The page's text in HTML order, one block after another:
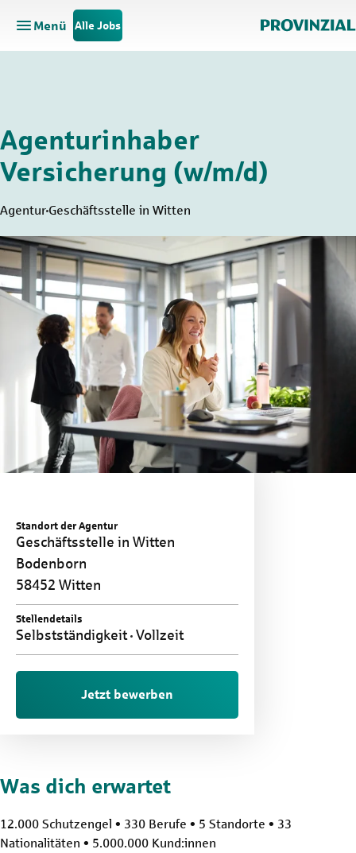
Zum Hauptinhalt springen
Zur Navigation springen
Menü
Hauptnavigation öffnen
Alle Jobs
Agenturinhaber
Versicherung (w/m/d)
Agentur Geschäftsstelle in Witten
Standort der Agentur
Geschäftsstelle in Witten
Bodenborn
58452 Witten
Stellendetails
Selbstständigkeit Vollzeit
Jetzt bewerben
Was dich erwartet
12.000 Schutzengel • 330 Berufe • 5 Standorte • 33
Nationalitäten • 5.000.000 Kund:innen